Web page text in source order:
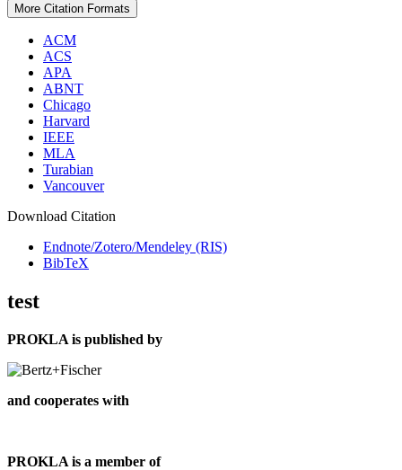
More Citation Formats
ACM
ACS
APA
ABNT
Chicago
Harvard
IEEE
MLA
Turabian
Vancouver
Download Citation
Endnote/Zotero/Mendeley (RIS)
BibTeX
test
PROKLA is published by
and cooperates with
PROKLA is a member of